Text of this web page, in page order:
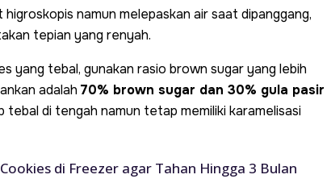
namun melepaskan air saat dipanggang,
tepian yang renyah.
yang tebal, gunakan rasio brown sugaryang lebih
adalah 70% brown sugar dan 30% gula pasir
tebal di tengah namun tetap memiliki karamelisasi
di Freezer agar Tahan Hingga 3 Bulan